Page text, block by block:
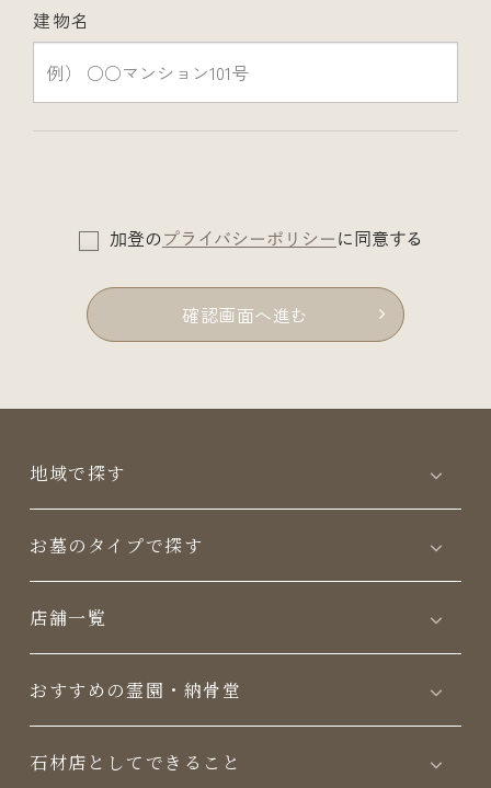
建物名
加登のプライバシーポリシー に同意する
確認画面へ進む
地域で探す
お墓のタイプで探す
店舗一覧
おすすめの霊園・納骨堂
⽯材店としてできること